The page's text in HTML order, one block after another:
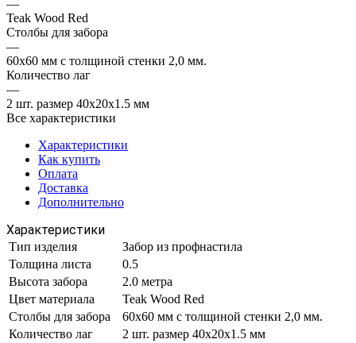
—
Teak Wood Red
Столбы для забора
—
60х60 мм с толщиной стенки 2,0 мм.
Количество лаг
—
2 шт. размер 40х20х1.5 мм
Все характеристики
Характеристики
Как купить
Оплата
Доставка
Дополнительно
Характеристики
Тип изделия
Забор из профнастила
Толщина листа
0.5
Высота забора
2.0 метра
Цвет материала
Teak Wood Red
Столбы для забора
60х60 мм с толщиной стенки 2,0 мм.
Количество лаг
2 шт. размер 40х20х1.5 мм